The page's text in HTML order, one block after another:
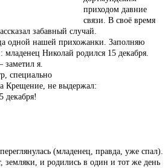
приходом давние
связи. В своё время
забавный случай.
одной нашей прихожанки. Заполняю
младенец Николай родился 15 декабря.
я.
специально
Крещение, не выдержал:
(младенец, правда, уже спал).
и родились в один и тот же день